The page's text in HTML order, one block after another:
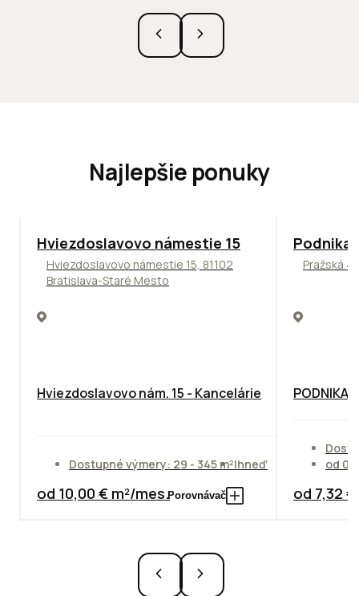
Najlepšie ponuky
ODPORÚČAME
Hviezdoslavovo námestie 15
Hviezdoslavovo námestie 15, 81102
Bratislava-Staré Mesto
Hviezdoslavovo nám. 15 - Kancelárie
Dostupné výmery: 29 - 345 m²Ihneď
od 10,00 € m²/mes.Porovnávač
Pražská
od
od 7,32